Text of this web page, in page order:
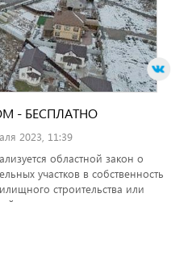
- БЕСПЛАТНО
2023, 11:39
областной закон о
участков в собственность
строительства или